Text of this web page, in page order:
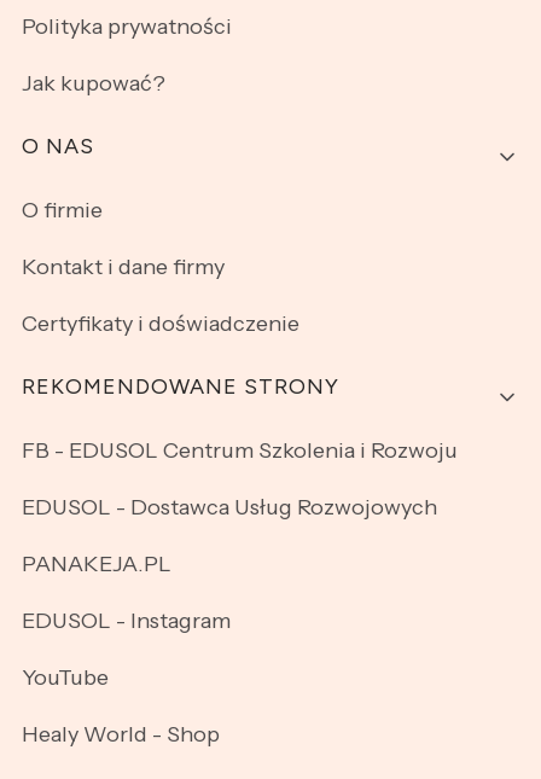
Polityka prywatności
Jak kupować?
O NAS
O firmie
Kontakt i dane firmy
Certyfikaty i doświadczenie
REKOMENDOWANE STRONY
FB - EDUSOL Centrum Szkolenia i Rozwoju
EDUSOL - Dostawca Usług Rozwojowych
PANAKEJA.PL
EDUSOL - Instagram
YouTube
Healy World - Shop